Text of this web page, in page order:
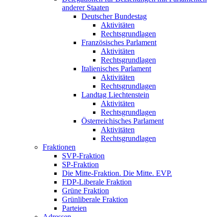
anderer Staaten
Deutscher Bundestag
Aktivitäten
Rechtsgrundlagen
Französisches Parlament
Aktivitäten
Rechtsgrundlagen
Italienisches Parlament
Aktivitäten
Rechtsgrundlagen
Landtag Liechtenstein
Aktivitäten
Rechtsgrundlagen
Österreichisches Parlament
Aktivitäten
Rechtsgrundlagen
Fraktionen
SVP-Fraktion
SP-Fraktion
Die Mitte-Fraktion. Die Mitte. EVP.
FDP-Liberale Fraktion
Grüne Fraktion
Grünliberale Fraktion
Parteien